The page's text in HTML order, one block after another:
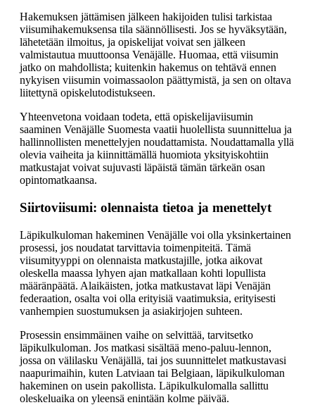
Hakemuksen jättämisen jälkeen hakijoiden tulisi tarkistaa
viisumihakemuksensa tila säännöllisesti. Jos se hyväksytään,
lähetetään ilmoitus, ja opiskelijat voivat sen jälkeen
valmistautua muuttoonsa Venäjälle. Huomaa, että viisumin
jatko on mahdollista; kuitenkin hakemus on tehtävä ennen
nykyisen viisumin voimassaolon päättymistä, ja sen on oltava
liitettynä opiskelutodistukseen.
Yhteenvetona voidaan todeta, että opiskelijaviisumin
saaminen Venäjälle Suomesta vaatii huolellista suunnittelua ja
hallinnollisten menettelyjen noudattamista. Noudattamalla yllä
olevia vaiheita ja kiinnittämällä huomiota yksityiskohtiin
matkustajat voivat sujuvasti läpäistä tämän tärkeän osan
opintomatkaansa.
Siirtoviisumi: olennaista tietoa ja menettelyt
Läpikulkuloman hakeminen Venäjälle voi olla yksinkertainen
prosessi, jos noudatat tarvittavia toimenpiteitä. Tämä
viisumityyppi on olennaista matkustajille, jotka aikovat
oleskella maassa lyhyen ajan matkallaan kohti lopullista
määränpäätä. Alaikäisten, jotka matkustavat läpi Venäjän
federaation, osalta voi olla erityisiä vaatimuksia, erityisesti
vanhempien suostumuksen ja asiakirjojen suhteen.
Prosessin ensimmäinen vaihe on selvittää, tarvitsetko
läpikulkuloman. Jos matkasi sisältää meno-paluu-lennon,
jossa on välilasku Venäjällä, tai jos suunnittelet matkustavasi
naapurimaihin, kuten Latviaan tai Belgiaan, läpikulkuloman
hakeminen on usein pakollista. Läpikulkulomalla sallittu
oleskeluaika on yleensä enintään kolme päivää.